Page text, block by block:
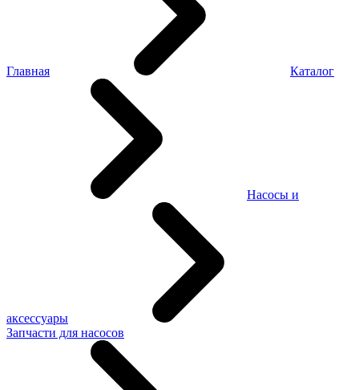
Главная Каталог
Насосы и
аксессуары
Запчасти для насосов